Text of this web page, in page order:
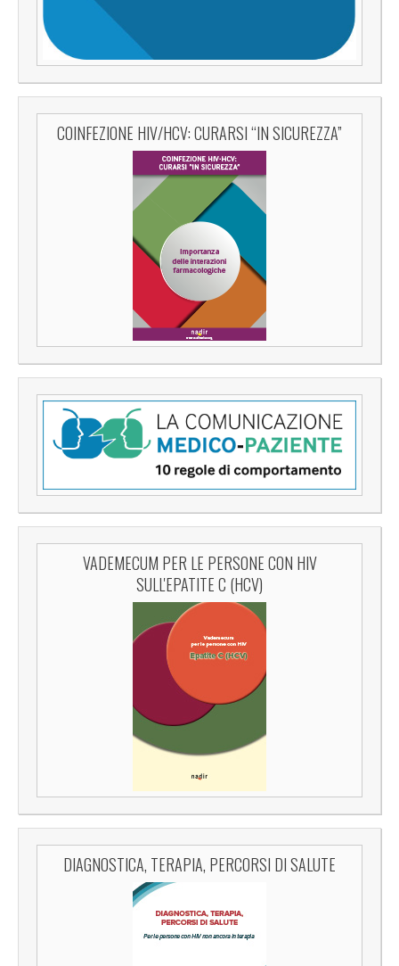
COINFEZIONE HIV/HCV: CURARSI “IN SICUREZZA”
VADEMECUM PER LE PERSONE CON HIV
SULL'EPATITE C (HCV)
DIAGNOSTICA, TERAPIA, PERCORSI DI SALUTE